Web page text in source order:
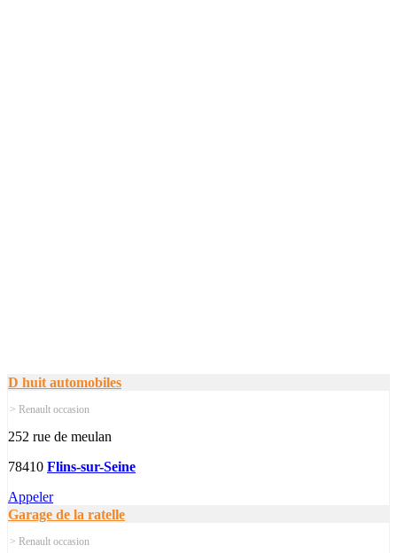
D huit automobiles
> Renault occasion
252 rue de meulan
78410 Flins-sur-Seine
Appeler
Garage de la ratelle
> Renault occasion